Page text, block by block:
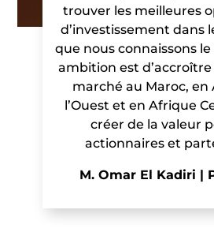
trouver les meilleures
d’investissement dans
que nous connaissons
ambition est
marché au Maroc, en
l’Ouest et en Afrique
créer de la valeur
actionnaires et
M. Omar El Kadiri |